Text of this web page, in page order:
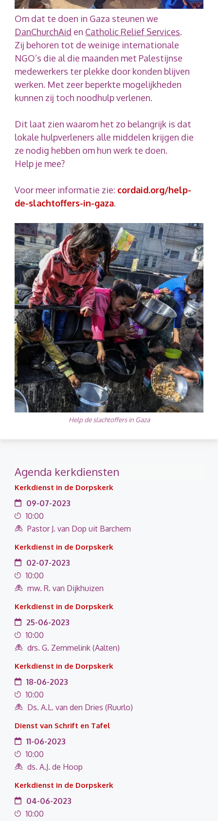
Om dat te doen in Gaza steunen we
DanChurchAid en Catholic Relief Services.
Zij behoren tot de weinige internationale
NGO’s die al die maanden met Palestijnse
medewerkers ter plekke door konden blijven
werken. Met zeer beperkte mogelijkheden
kunnen zij toch noodhulp verlenen.
Dit laat zien waarom het zo belangrijk is dat
lokale hulpverleners alle middelen krijgen die
ze nodig hebben om hun werk te doen.
Help je mee?
Voor meer informatie zie: cordaid.org/help-
de-slachtoffers-in-gaza.
Help de slachtoffers in Gaza
Agenda kerkdiensten
Kerkdienst in de Dorpskerk
09-07-2023
10:00
Pastor J. van Dop uit Barchem
Kerkdienst in de Dorpskerk
02-07-2023
10:00
mw. R. van Dijkhuizen
Kerkdienst in de Dorpskerk
25-06-2023
10:00
drs. G. Zemmelink (Aalten)
Kerkdienst in de Dorpskerk
18-06-2023
10:00
Ds. A.L. van den Dries (Ruurlo)
Dienst van Schrift en Tafel
11-06-2023
10:00
ds. A.J. de Hoop
Kerkdienst in de Dorpskerk
04-06-2023
10:00